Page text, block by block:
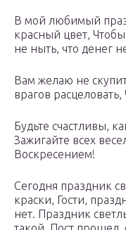
В мой любимый
красный цвет,
не ныть, что денег
Вам желаю не
врагов
Будьте счастливы,
Зажигайте всех
Воскресением!
Сегодня праздник
краски, Гости,
нет. Праздник